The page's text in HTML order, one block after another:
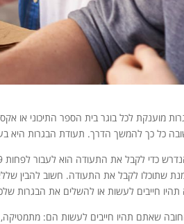
מוענקת לכל בוגר בית הספר התיכוני או
כל כך להמשך הדרך. תעודת הבגרות היא
שתוכלו לקבל את התעודה. חשוב להבין
חייבים לעשות או להשלים את הבגרות
שאתם תהיו חייבים לעשות הם: